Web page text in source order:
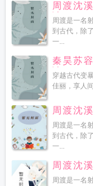
周渡沈
读
周渡是一名
到古代，除
一...
秦昊苏
读
穿越古代变
佳丽，享人
周渡沈溪
周渡是一名
到古代，除
一...
周渡沈
周渡是一名